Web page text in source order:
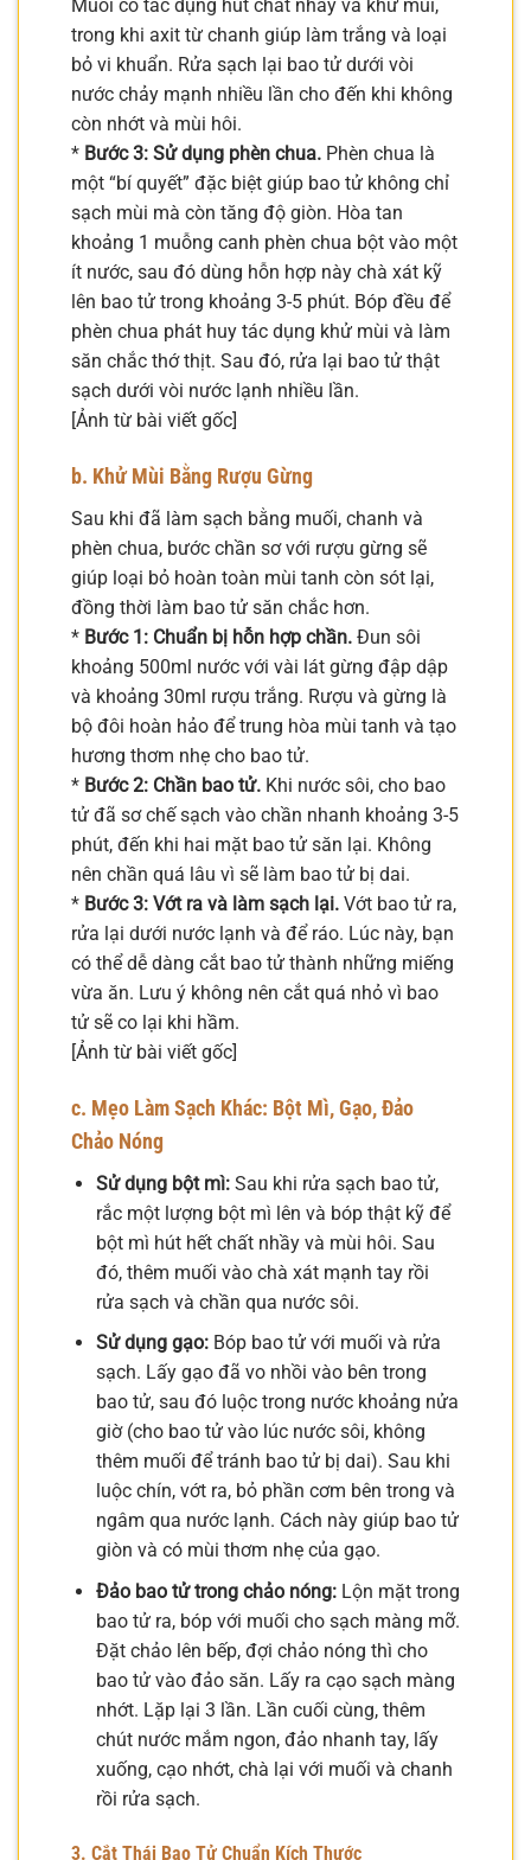
Muối có tác dụng hút chất nhầy và khử mùi,
trong khi axit từ chanh giúp làm trắng và loại
bỏ vi khuẩn. Rửa sạch lại bao tử dưới vòi
nước chảy mạnh nhiều lần cho đến khi không
còn nhớt và mùi hôi.
* Bước 3: Sử dụng phèn chua. Phèn chua là
một “bí quyết” đặc biệt giúp bao tử không chỉ
sạch mùi mà còn tăng độ giòn. Hòa tan
khoảng 1 muỗng canh phèn chua bột vào một
ít nước, sau đó dùng hỗn hợp này chà xát kỹ
lên bao tử trong khoảng 3-5 phút. Bóp đều để
phèn chua phát huy tác dụng khử mùi và làm
săn chắc thớ thịt. Sau đó, rửa lại bao tử thật
sạch dưới vòi nước lạnh nhiều lần.
[Ảnh từ bài viết gốc]
b. Khử Mùi Bằng Rượu Gừng
Sau khi đã làm sạch bằng muối, chanh và
phèn chua, bước chần sơ với rượu gừng sẽ
giúp loại bỏ hoàn toàn mùi tanh còn sót lại,
đồng thời làm bao tử săn chắc hơn.
* Bước 1: Chuẩn bị hỗn hợp chần. Đun sôi
khoảng 500ml nước với vài lát gừng đập dập
và khoảng 30ml rượu trắng. Rượu và gừng là
bộ đôi hoàn hảo để trung hòa mùi tanh và tạo
hương thơm nhẹ cho bao tử.
* Bước 2: Chần bao tử. Khi nước sôi, cho bao
tử đã sơ chế sạch vào chần nhanh khoảng 3-5
phút, đến khi hai mặt bao tử săn lại. Không
nên chần quá lâu vì sẽ làm bao tử bị dai.
* Bước 3: Vớt ra và làm sạch lại. Vớt bao tử ra,
rửa lại dưới nước lạnh và để ráo. Lúc này, bạn
có thể dễ dàng cắt bao tử thành những miếng
vừa ăn. Lưu ý không nên cắt quá nhỏ vì bao
tử sẽ co lại khi hầm.
[Ảnh từ bài viết gốc]
c. Mẹo Làm Sạch Khác: Bột Mì, Gạo, Đảo
Chảo Nóng
Sử dụng bột mì:Sau khi rửa sạch bao tử,
rắc một lượng bột mì lên và bóp thật kỹ để
bột mì hút hết chất nhầy và mùi hôi. Sau
đó, thêm muối vào chà xát mạnh tay rồi
rửa sạch và chần qua nước sôi.
Sử dụng gạo:Bóp bao tử với muối và rửa
sạch. Lấy gạo đã vo nhồi vào bên trong
bao tử, sau đó luộc trong nước khoảng nửa
giờ (cho bao tử vào lúc nước sôi, không
thêm muối để tránh bao tử bị dai). Sau khi
luộc chín, vớt ra, bỏ phần cơm bên trong và
ngâm qua nước lạnh. Cách này giúp bao tử
giòn và có mùi thơm nhẹ của gạo.
Đảo bao tử trong chảo nóng:Lộn mặt trong
bao tử ra, bóp với muối cho sạch màng mỡ.
Đặt chảo lên bếp, đợi chảo nóng thì cho
bao tử vào đảo săn. Lấy ra cạo sạch màng
nhớt. Lặp lại 3 lần. Lần cuối cùng, thêm
chút nước mắm ngon, đảo nhanh tay, lấy
xuống, cạo nhớt, chà lại với muối và chanh
rồi rửa sạch.
3. Cắt Thái Bao Tử Chuẩn Kích Thước